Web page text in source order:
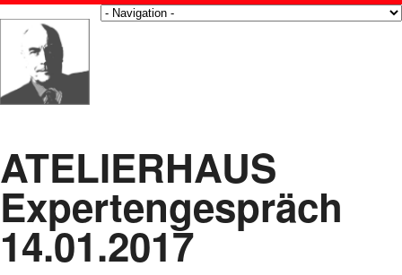
ATELIERHAUS
Expertengespräch
14.01.2017